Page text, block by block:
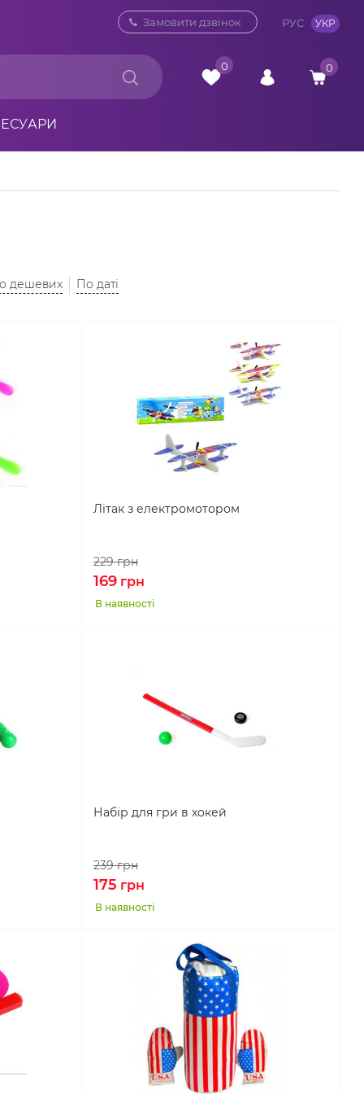
0 800 33 10 32
Замовити дзвінок РУС УКР
0 0
дешевих По даті
Літак з електромотором
229грн
169грн
В наявності
Набір для гри в хокей
239грн
175 грн
В наявності